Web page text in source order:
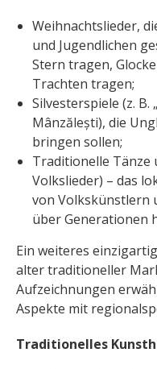
Weihnachtslieder,
und Jugendlichen
Stern tragen,
Trachten tragen;
Silvesterspiele (z. B.
Mânzălești), die
bringen sollen;
Traditionelle Tänze
Volkslieder) – das
von Volkskünstlern
über Generationen
Ein weiteres
alter traditioneller
Aufzeichnungen
Aspekte mit
Traditionelles